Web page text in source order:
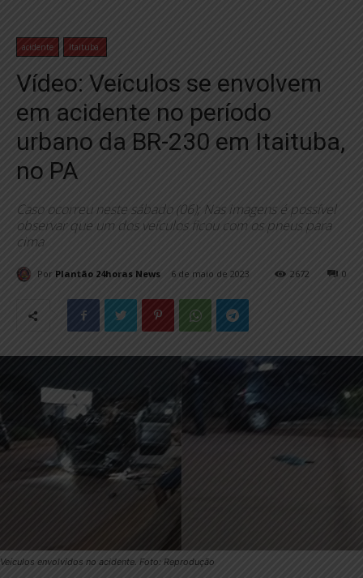
acidente Itaituba
Vídeo: Veículos se envolvem
em acidente no período
urbano da BR-230 em Itaituba,
no PA
Caso ocorreu neste sábado (06); Nas imagens é possível
observar que um dos veículos ficou com os pneus para
cima
Por Plantão 24horas News 6 de maio de 2023 0
2672
Veículos envolvidos no acidente. Foto: Reprodução